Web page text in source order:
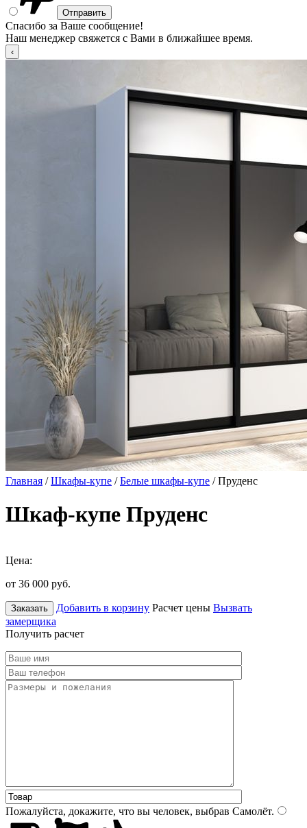
Спасибо за Ваше сообщение!
Наш менеджер свяжется с Вами в ближайшее время.
Главная /Шкафы-купе /Белые шкафы-купе / Пруденс
Шкаф-купе Пруденс
Цена:
от 36 000 руб.
Заказать Добавить в корзину Расчет цены Вызвать
замерщика
Получить расчет
Пожалуйста, докажите, что вы человек, выбрав Самолёт.